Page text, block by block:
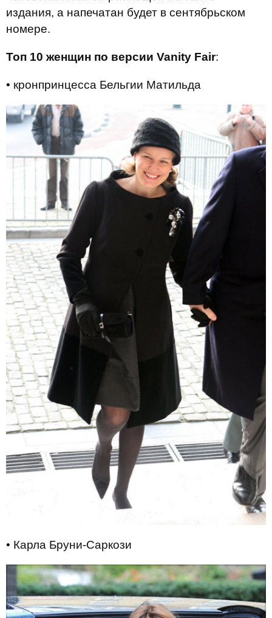
издания, а напечатан будет в сентябрьском
номере.
Топ 10 женщин по версии Vanity Fair:
• кронпринцесса Бельгии Матильда
• Карла Бруни-Саркози